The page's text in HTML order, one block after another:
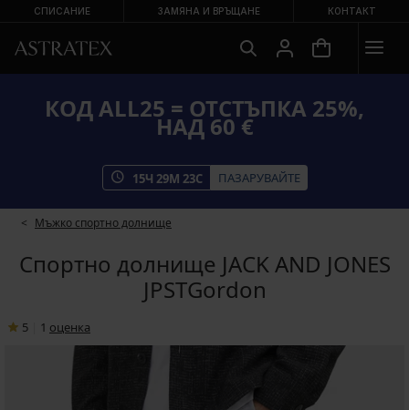
СПИСАНИЕ ЗАМЯНА И ВРЪЩАНЕ КОНТАКТ
КОД ALL25 = ОТСТЪПКА 25%,
НАД 60 €
15Ч 29М 23С ПАЗАРУВАЙТЕ
Мъжко спортно долнище
Спортно долнище JACK AND JONES
JPSTGordon
5 1 oценка